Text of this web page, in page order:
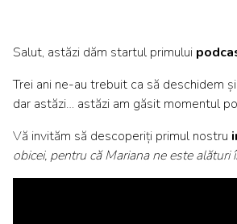
Salut, astăzi dăm startul primului
Trei ani ne-au trebuit ca să deschidem
dar astăzi… astăzi am găsit momentul
Vă invităm să descoperiți primul nostru
obicei, pentru că Mariana ne este